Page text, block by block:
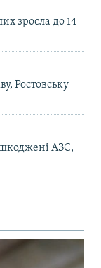
зросла до 14
Ростовську
АЗС,